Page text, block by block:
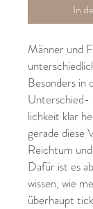
In
Männer und
Besonders in
Unterschied-
lichkeit klar
gerade diese
Reichtum
Dafür ist es
wissen, wie
überhaupt